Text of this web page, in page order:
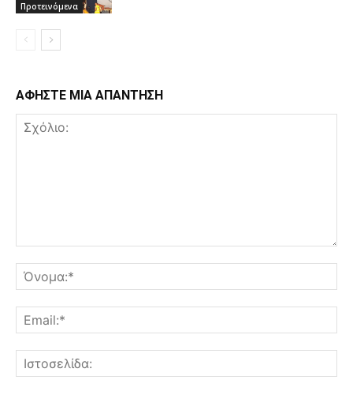
Προτεινόμενα
ΑΦΗΣΤΕ ΜΙΑ ΑΠΑΝΤΗΣΗ